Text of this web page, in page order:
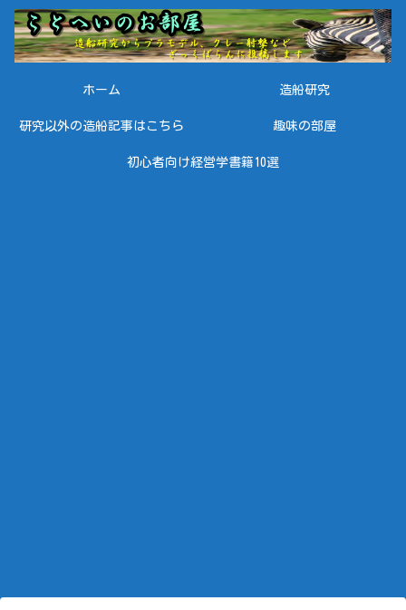
ホーム 造船研究
研究以外の造船記事はこちら 趣味の部屋
初心者向け経営学書籍10選